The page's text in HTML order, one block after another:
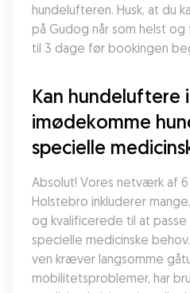
hundelufteren. Husk, at du
på Gudog når som helst og
til 3 dage før bookingen
Kan hundeluftere
imødekomme
specielle
Absolut! Vores netværk af
Holstebro inkluderer
og kvalificerede til at
specielle medicinske
ven kræver langsomme
mobilitetsproblemer, har